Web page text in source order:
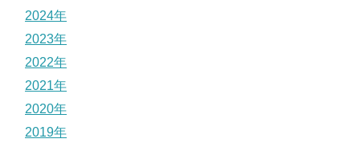
2024年
2023年
2022年
2021年
2020年
2019年